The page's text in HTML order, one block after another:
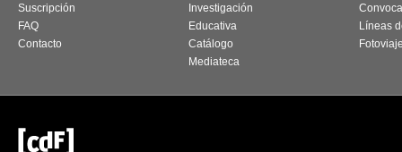
Suscripción
FAQ
Contacto
Investigación
Educativa
Catálogo
Mediateca
Líneas